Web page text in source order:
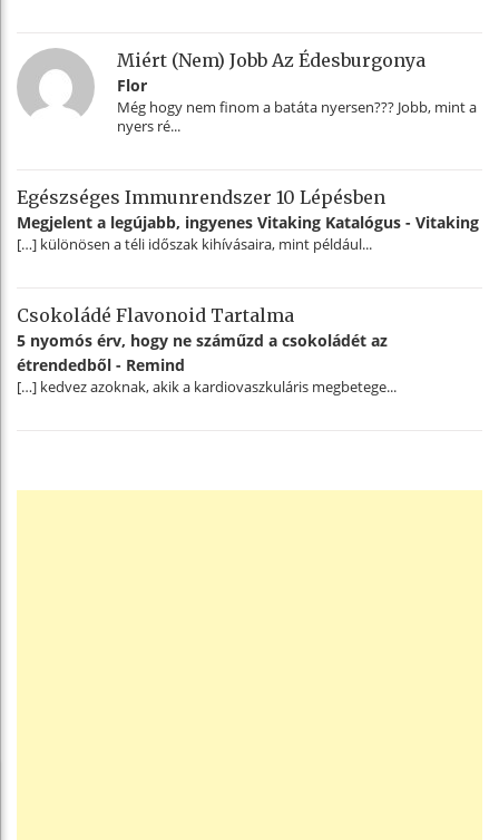
Miért (nem) Jobb Az Édesburgonya
Flor
Még hogy nem finom a batáta nyersen??? Jobb, mint a
nyers ré...
Egészséges Immunrendszer 10 Lépésben
Megjelent a legújabb, ingyenes Vitaking Katalógus - Vitaking
[…] különösen a téli időszak kihívásaira, mint például...
Csokoládé Flavonoid Tartalma
5 nyomós érv, hogy ne száműzd a csokoládét az
étrendedből - Remind
[…] kedvez azoknak, akik a kardiovaszkuláris megbetege...